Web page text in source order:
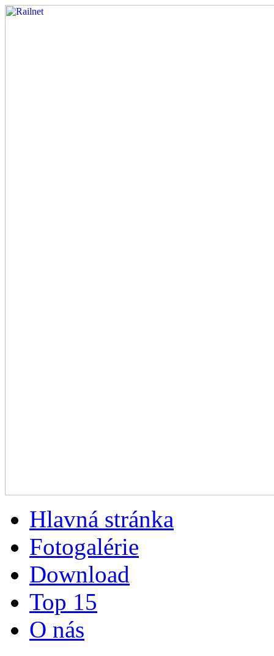
Hlavná stránka
Fotogalérie
Download
Top 15
O nás